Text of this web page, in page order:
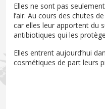
Elles ne sont pas
l’air. Au cours des chutes
car elles leur apportent du
antibiotiques qui les
Elles entrent aujourd’hui
cosmétiques de part leurs